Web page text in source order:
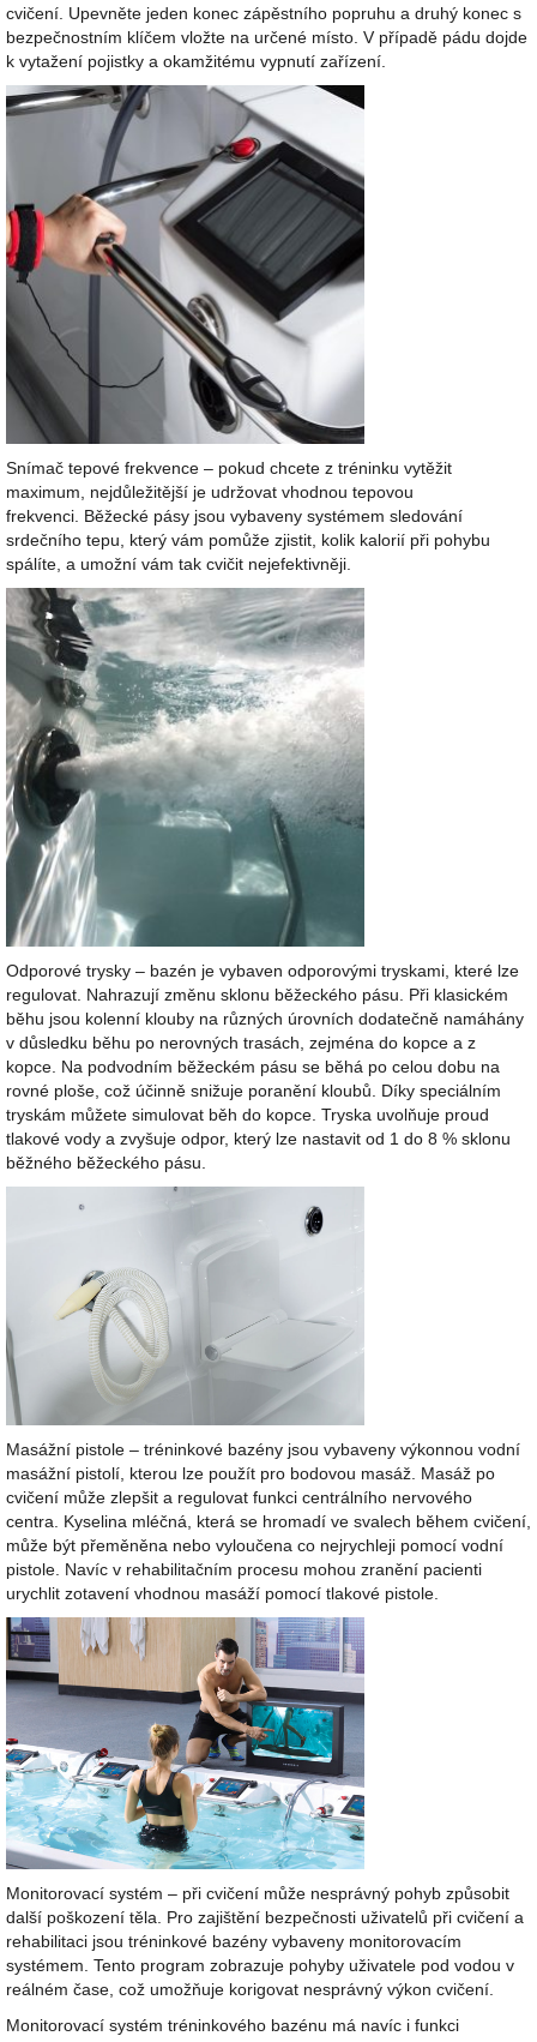
cvičení. Upevněte jeden konec zápěstního popruhu a druhý konec s
bezpečnostním klíčem vložte na určené místo. V případě pádu dojde
k vytažení pojistky a okamžitému vypnutí zařízení.
Snímač tepové frekvence – pokud chcete z tréninku vytěžit
maximum, nejdůležitější je udržovat vhodnou tepovou
frekvenci. Běžecké pásy jsou vybaveny systémem sledování
srdečního tepu, který vám pomůže zjistit, kolik kalorií při pohybu
spálíte, a umožní vám tak cvičit nejefektivněji.
Odporové trysky – bazén je vybaven odporovými tryskami, které lze
regulovat. Nahrazují změnu sklonu běžeckého pásu. Při klasickém
běhu jsou kolenní klouby na různých úrovních dodatečně namáhány
v důsledku běhu po nerovných trasách, zejména do kopce a z
kopce. Na podvodním běžeckém pásu se běhá po celou dobu na
rovné ploše, což účinně snižuje poranění kloubů. Díky speciálním
tryskám můžete simulovat běh do kopce. Tryska uvolňuje proud
tlakové vody a zvyšuje odpor, který lze nastavit od 1 do 8 % sklonu
běžného běžeckého pásu.
Masážní pistole – tréninkové bazény jsou vybaveny výkonnou vodní
masážní pistolí, kterou lze použít pro bodovou masáž. Masáž po
cvičení může zlepšit a regulovat funkci centrálního nervového
centra. Kyselina mléčná, která se hromadí ve svalech během cvičení,
může být přeměněna nebo vyloučena co nejrychleji pomocí vodní
pistole. Navíc v rehabilitačním procesu mohou zranění pacienti
urychlit zotavení vhodnou masáží pomocí tlakové pistole.
Monitorovací systém – při cvičení může nesprávný pohyb způsobit
další poškození těla. Pro zajištění bezpečnosti uživatelů při cvičení a
rehabilitaci jsou tréninkové bazény vybaveny monitorovacím
systémem. Tento program zobrazuje pohyby uživatele pod vodou v
reálném čase, což umožňuje korigovat nesprávný výkon cvičení.
Monitorovací systém tréninkového bazénu má navíc i funkci